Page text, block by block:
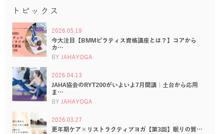
トピックス
2026.05.19
今大注目【BMMピラティス資格講座とは？】コアから
カ…
BY JAHAYOGA
2026.04.13
JAHA協会のRYT200がいよいよ7月開講｜土台から応用
ま…
BY JAHAYOGA
2026.03.27
更年期ケア×リストラクティブヨガ【第3回】眠りの質…